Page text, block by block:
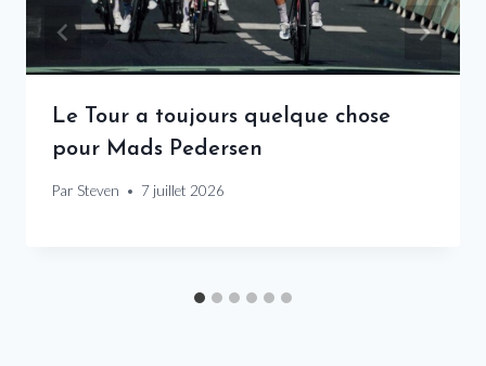
Le Tour a toujours quelque chose
pour Mads Pedersen
Par Steven 7 juillet 2026